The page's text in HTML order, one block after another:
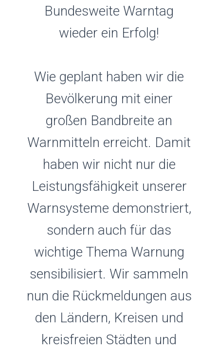
Bundesweite Warntag
wieder ein Erfolg!
Wie geplant haben wir die
Bevölkerung mit einer
großen Bandbreite an
Warnmitteln erreicht. Damit
haben wir nicht nur die
Leistungsfähigkeit unserer
Warnsysteme demonstriert,
sondern auch für das
wichtige Thema Warnung
sensibilisiert. Wir sammeln
nun die Rückmeldungen aus
den Ländern, Kreisen und
kreisfreien Städten und